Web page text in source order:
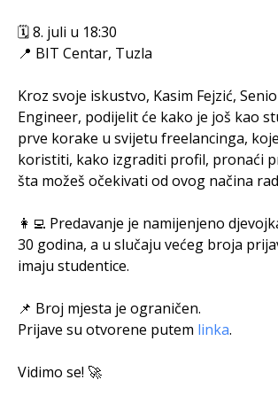
🗓 8. juli u 18:30
📍 BIT Centar, Tuzla
Kroz svoje iskustvo, Kasim Fejzić,
Engineer, podijelit će kako je još kao
prve korake u svijetu freelancinga,
koristiti, kako izgraditi profil, pronaći
šta možeš očekivati od ovog načina
👩‍💻 Predavanje je namijenjeno
30 godina, a u slučaju većeg broja
imaju studentice.
📌 Broj mjesta je ograničen.
Prijave su otvorene putem linka.
Vidimo se! 🚀